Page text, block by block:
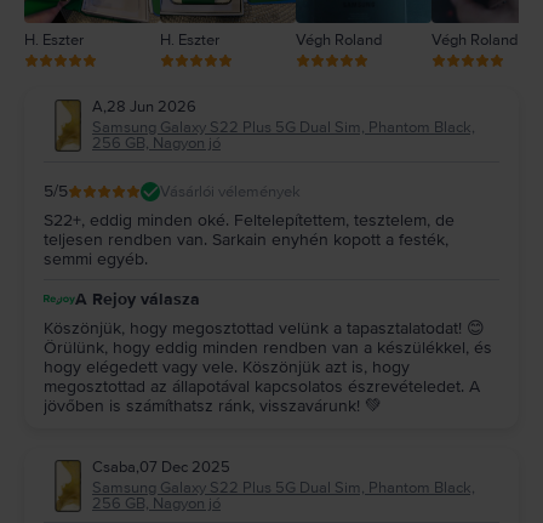
H. Eszter H. Eszter Végh Roland Végh Roland
A,28 Jun 2026
Samsung Galaxy S22 Plus 5G Dual Sim, Phantom Black,
256 GB, Nagyon jó
5/5 Vásárlói vélemények
S22+, eddig minden oké. Feltelepítettem, tesztelem, de
teljesen rendben van. Sarkain enyhén kopott a festék,
semmi egyéb.
A Rejoy válasza
Köszönjük, hogy megosztottad velünk a tapasztalatodat! 😊
Örülünk, hogy eddig minden rendben van a készülékkel, és
hogy elégedett vagy vele. Köszönjük azt is, hogy
megosztottad az állapotával kapcsolatos észrevételedet. A
jövőben is számíthatsz ránk, visszavárunk! 💚
Csaba,07 Dec 2025
Samsung Galaxy S22 Plus 5G Dual Sim, Phantom Black,
256 GB, Nagyon jó